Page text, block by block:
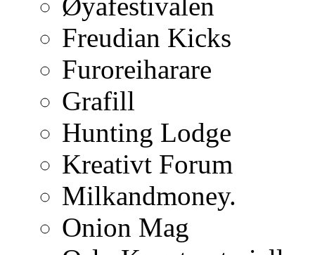
Øyafestivalen
Freudian Kicks
Furoreiharare
Grafill
Hunting Lodge
Kreativt Forum
Milkandmoney.
Onion Mag